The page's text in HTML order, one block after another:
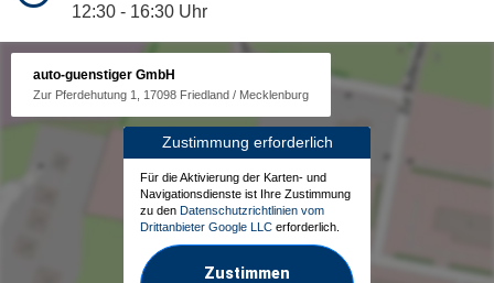
12:30 - 16:30 Uhr
auto-guenstiger GmbH
Zur Pferdehutung 1, 17098 Friedland / Mecklenburg
Zustimmung erforderlich
Für die Aktivierung der Karten- und
Navigationsdienste ist Ihre Zustimmung
zu den Datenschutzrichtlinien vom
Drittanbieter Google LLC erforderlich.
Zustimmen